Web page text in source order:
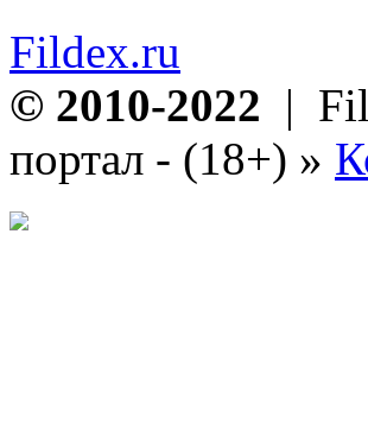
Fildex.ru
© 2010-2022 |
портал - (18+) »